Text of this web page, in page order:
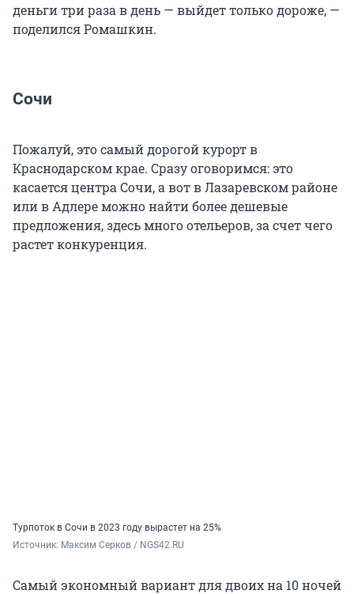
деньги три раза в день — выйдет только дороже, —
поделился Ромашкин.
Сочи
Пожалуй, это самый дорогой курорт в
Краснодарском крае. Сразу оговоримся: это
касается центра Сочи, а вот в Лазаревском районе
или в Адлере можно найти более дешевые
предложения, здесь много отельеров, за счет чего
растет конкуренция.
Турпоток в Сочи в 2023 году вырастет на 25%
Источник: Максим Серков / NGS42.RU
Самый экономный вариант для двоих на 10 ночей